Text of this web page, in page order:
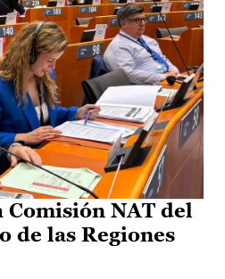
Comisión NAT del
de las Regiones